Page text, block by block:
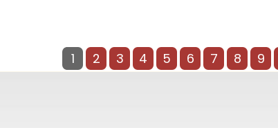
1 2 3 4 5 6 7 8 9